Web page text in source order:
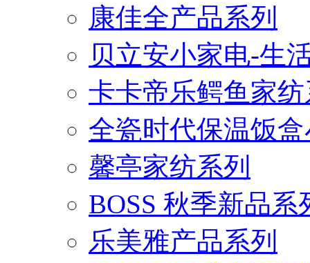
康佳全产品系列
贝立安小家电-生
卡卡帝乐鳄鱼家
全瓷时代保温饭
馨亭家纺系列
BOSS 秋季新品系
乐美雅产品系列